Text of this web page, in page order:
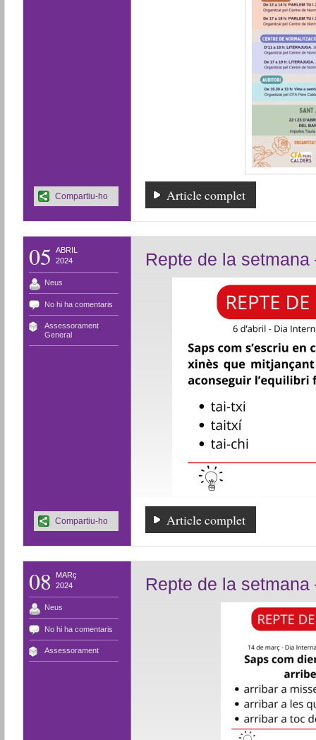
Article complet
Compartiu-ho
05
ABRIL
2024
Neus
No hi ha comentaris
Assessorament,
General
Repte de la setmana
Article complet
Compartiu-ho
08
MARç
2024
Neus
No hi ha comentaris
Assessorament
Repte de la setmana